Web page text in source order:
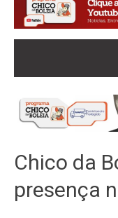
Chico da
presença